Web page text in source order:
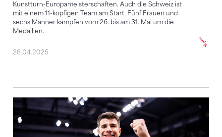
Kunstturn-Europameisterschaften. Auch die Schweiz ist
mit einem 11-köpfigen Team am Start. Fünf Frauen und
sechs Männer kämpfen vom 26. bis am 31. Mai um die
Medaillen.
28.04.2025
Luca Murabito holt in Stuttgart Silber